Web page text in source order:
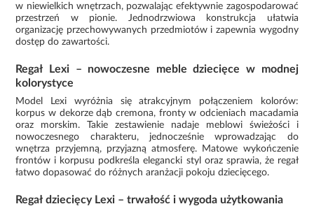
w niewielkich wnętrzach, pozwalając efektywnie zagospodarować
przestrzeń w pionie. Jednodrzwiowa konstrukcja ułatwia
organizację przechowywanych przedmiotów i zapewnia wygodny
dostęp do zawartości.
Regał Lexi – nowoczesne meble dziecięce w modnej
kolorystyce
Model Lexi wyróżnia się atrakcyjnym połączeniem kolorów:
korpus w dekorze dąb cremona, fronty w odcieniach macadamia
oraz morskim. Takie zestawienie nadaje meblowi świeżości i
nowoczesnego charakteru, jednocześnie wprowadzając do
wnętrza przyjemną, przyjazną atmosferę. Matowe wykończenie
frontów i korpusu podkreśla elegancki styl oraz sprawia, że regał
łatwo dopasować do różnych aranżacji pokoju dziecięcego.
Regał dziecięcy Lexi – trwałość i wygoda użytkowania